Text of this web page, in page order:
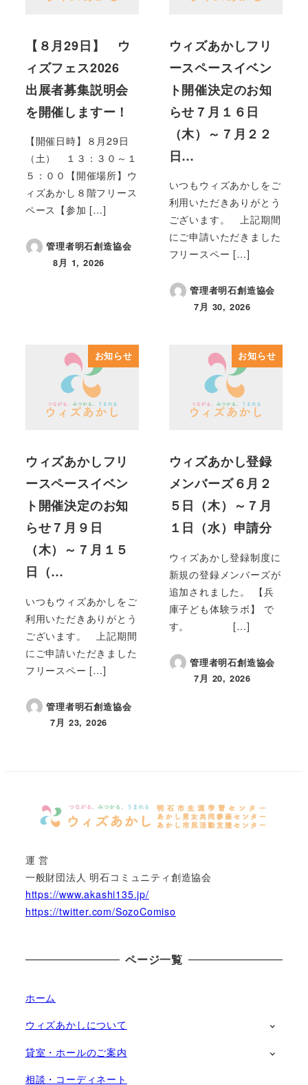
【８月29日】 ウ
ィズフェス2026
出展者募集説明会
を開催しますー！
【開催日時】８月29日
（土） １３：３０～１
５：００【開催場所】ウ
ィズあかし８階フリース
ペース【参加 […]
管理者明石創造協会
投稿日
8月 1, 2026
ウィズあかしフリ
ースペースイベン
ト開催決定のお知
らせ７月１６日
（木）～７月２２
日…
いつもウィズあかしをご
利用いただきありがとう
ございます。 上記期間
にご申請いただきました
フリースペー […]
管理者明石創造協会
投稿日
7月 30, 2026
お知らせ
ウィズあかしフリ
ースペースイベン
ト開催決定のお知
らせ７月９日
（木）～７月１５
日（…
いつもウィズあかしをご
利用いただきありがとう
ございます。 上記期間
にご申請いただきました
フリースペー […]
管理者明石創造協会
投稿日
7月 23, 2026
お知らせ
ウィズあかし登録
メンバーズ６月２
５日（木）～７月
１日（水）申請分
ウィズあかし登録制度に
新規の登録メンバーズが
追加されました。 【兵
庫子ども体験ラボ】 で
す。 […]
管理者明石創造協会
投稿日
7月 20, 2026
運 営
一般財団法人 明石コミュニティ創造協会
https://www.akashi135.jp/
https://twitter.com/SozoComiso
ページ一覧
ホーム
ウィズあかしについて
貸室・ホールのご案内
相談・コーディネート